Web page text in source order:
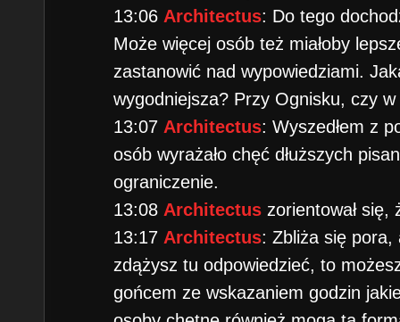
13:06 Architectus: Do tego
Może więcej osób też miałoby
zastanowić nad wypowiedziami.
wygodniejsza? Przy Ognisku, czy
13:07 Architectus: Wyszedłem z
osób wyrażało chęć dłuższych
ograniczenie.
13:08 Architectus zorientował się,
13:17 Architectus: Zbliża się pora,
zdążysz tu odpowiedzieć, to
gońcem ze wskazaniem godzin